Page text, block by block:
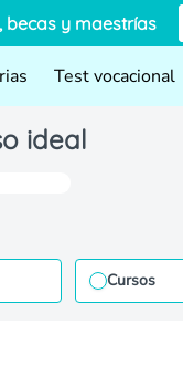
becas y maestrías
Test vocacional
ideal
Cursos